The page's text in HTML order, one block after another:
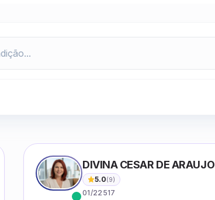
DIVINA CESAR DE ARAUJO
5.0(9)
01/22517